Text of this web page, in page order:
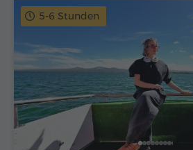
5-6 Stunden